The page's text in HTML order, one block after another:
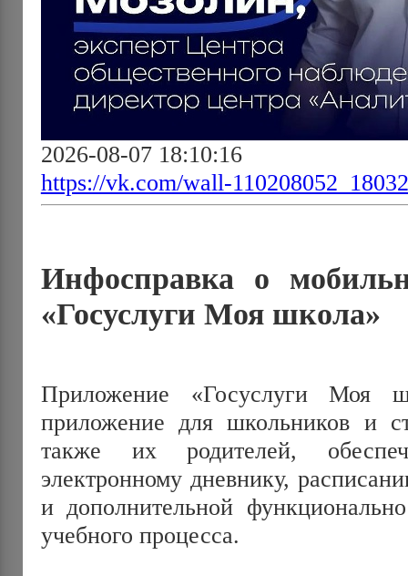
2026-08-07 18:10:16
https://vk.com/wall-110208052_18032
Инфосправка о
«Госуслуги Моя школа»
Приложение «Госуслуги Моя
приложение для школьников и
также их родителей,
электронному дневнику,
и дополнительной
учебного процесса.